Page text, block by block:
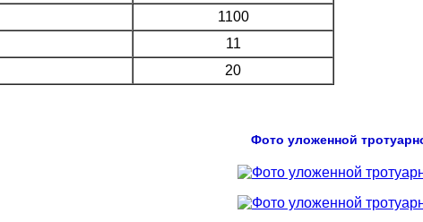
1100
11
20
Фото уложенной